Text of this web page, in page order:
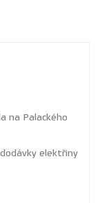
na Palackého
elektřiny